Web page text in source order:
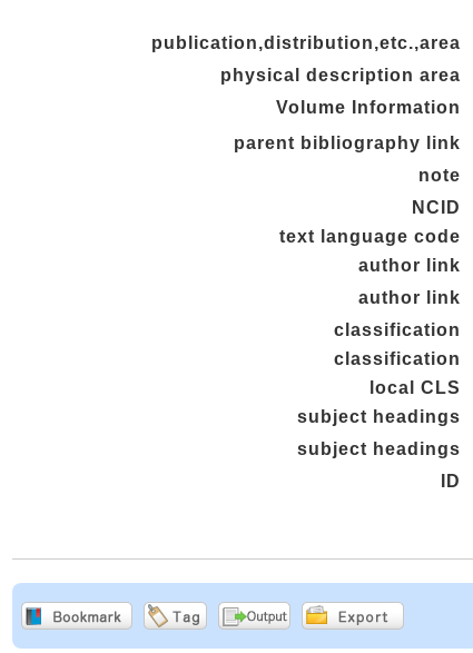
publication,distribution,etc.,area
physical description area
Volume Information
parent bibliography link
note
NCID
text language code
author link
author link
classification
classification
local CLS
subject headings
subject headings
ID